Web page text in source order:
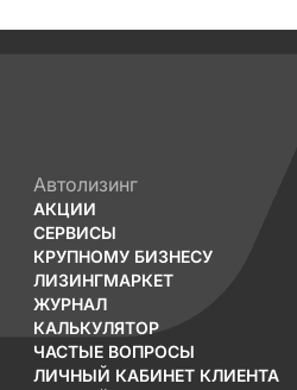
Автолизинг
АКЦИИ
СЕРВИСЫ
КРУПНОМУ БИЗНЕСУ
ЛИЗИНГМАРКЕТ
ЖУРНАЛ
КАЛЬКУЛЯТОР
ЧАСТЫЕ ВОПРОСЫ
ЛИЧНЫЙ КАБИНЕТ КЛИЕНТА